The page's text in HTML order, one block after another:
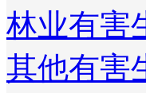
林业有害
其他有害